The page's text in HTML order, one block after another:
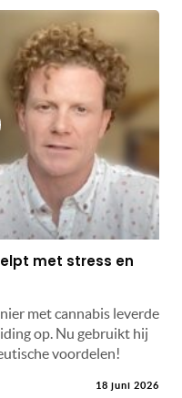
met stress en
met cannabis leverde
op. Nu gebruikt hij
voordelen!
18 juni 2026